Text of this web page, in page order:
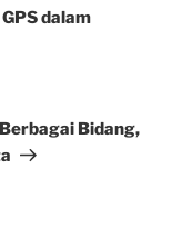
dalam
Bidang,